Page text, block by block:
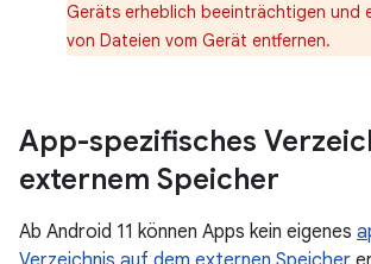
Geräts erheblich beeinträchtigen und
von Dateien vom Gerät entfernen.
App-spezifisches
externem Speicher
Ab Android 11 können Apps kein eigenes